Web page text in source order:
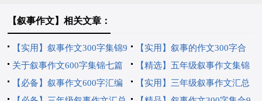
【叙事作文】相关文章：
【实用】叙事作文300字集锦9
篇
【实用】叙事的作文300字合
集9篇
关于叙事作文600字集锦七篇
【精选】五年级叙事作文集锦
6篇
【必备】叙事作文600字汇编
【实用】三年级叙事作文汇总